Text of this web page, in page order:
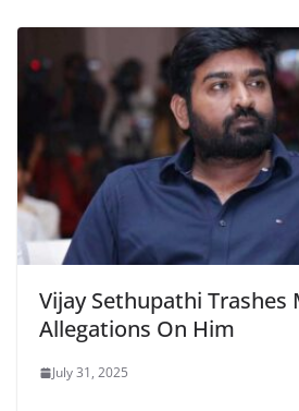
Vijay Sethupathi Trashes
Allegations On Him
July 31, 2025